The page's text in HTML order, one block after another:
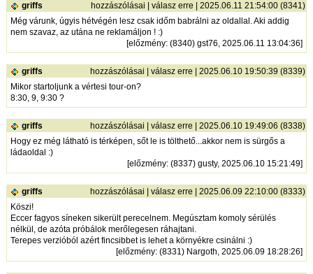
griffs hozzászólásai |válasz erre | 2025.06.11 21:54:00 (8341)
Még várunk, úgyis hétvégén lesz csak időm babrálni az oldallal. Aki addig
nem szavaz, az utána ne reklamáljon ! :)
[előzmény: (8340) gst76, 2025.06.11 13:04:36]
griffs hozzászólásai |válasz erre | 2025.06.10 19:50:39 (8339)
Mikor startoljunk a vértesi tour-on?
8:30, 9, 9:30 ?
griffs hozzászólásai |válasz erre | 2025.06.10 19:49:06 (8338)
Hogy ez még látható is térképen, sőt le is tölthető...akkor nem is sürgős a
ládaoldal :)
[előzmény: (8337) gusty, 2025.06.10 15:21:49]
griffs hozzászólásai |válasz erre | 2025.06.09 22:10:00 (8333)
Köszi!
Eccer fagyos síneken sikerült perecelnem. Megúsztam komoly sérülés
nélkül, de azóta próbálok merőlegesen ráhajtani.
Terepes verzióból azért fincsibbet is lehet a környékre csinálni :)
[előzmény: (8331) Nargoth, 2025.06.09 18:28:26]